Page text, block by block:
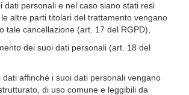
dati personali e nel caso siano stati resi
altre parti titolari del trattamento vengano
tale cancellazione (art. 17 del RGPD),
dei suoi dati personali (art. 18 del
affinché i suoi dati personali vengano
di uso comune e leggibili da